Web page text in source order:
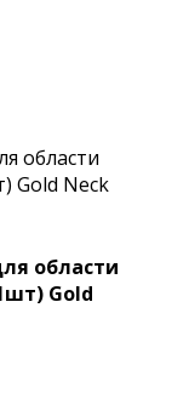
области
Gold